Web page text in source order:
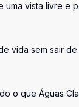
vista livre e
vida sem sair de
o que Águas